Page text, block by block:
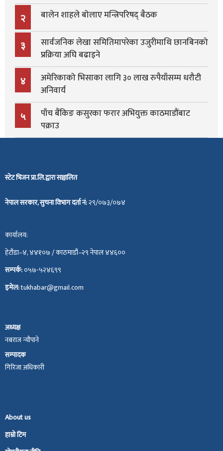
२ बालेन शाहले बोलाए मन्त्रिपरिषद् बैठक
३
सार्वजनिक लेखा समितिमापरेका उजुरीमाथि छानबिनको
प्रक्रिया अघि बढाइने
४
अमेरिकाको भिसाका लागि ३० लाख रुपैयाँसम्म धरौटी
अनिवार्य
५
पाँच बैंकिङ कसुरका फरार अभियुक्त काठमाडौंबाट
पक्राउ
स्टेट भिजन प्रा.लि.द्वारा सञ्चालित
नेपाल सरकार, सुचना विभाग दर्ता नं:२९/०७३/०७४
कार्यालय:
हेटौंडा–४, ४४१०७ / काठमाडौं–२९ नेपाल ४४६००
सम्पर्क:०५७-५२४६९९
इमेल:tukhabar@gmail.com
अध्यक्ष
नबराज न्यौपाने
सम्पादक
गिरिजा अधिकारी
About us
हाम्रो टिम